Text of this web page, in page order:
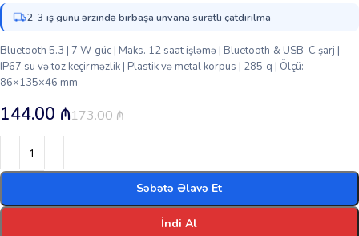
2-3 iş günü ərzində birbaşa ünvana sürətli çatdırılma
Bluetooth 5.3 | 7 W güc | Maks. 12 saat işləmə | Bluetooth & USB-C şarj |
IP67 su və toz keçirməzlik | Plastik və metal korpus | 285 q | Ölçü:
86×135×46 mm
173.00₼
144.00 ₼
Səbətə Əlavə Et
İndi Al